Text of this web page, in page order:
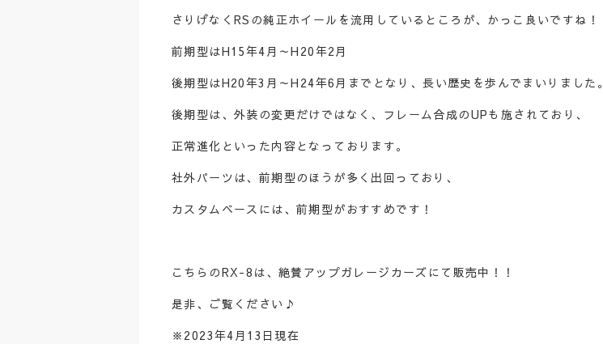
さりげなくRSの純正ホイールを流用しているところが、かっこ良いですね！
前期型はH15年4月～H20年2月
後期型はH20年3月～H24年6月までとなり、長い歴史を歩んでまいりました。
後期型は、外装の変更だけではなく、フレーム合成のUPも施されており、
正常進化といった内容となっております。
社外パーツは、前期型のほうが多く出回っており、
カスタムベースには、前期型がおすすめです！
こちらのRX-8は、絶賛アップガレージカーズにて販売中！！
是非、ご覧ください♪
※2023年4月13日現在